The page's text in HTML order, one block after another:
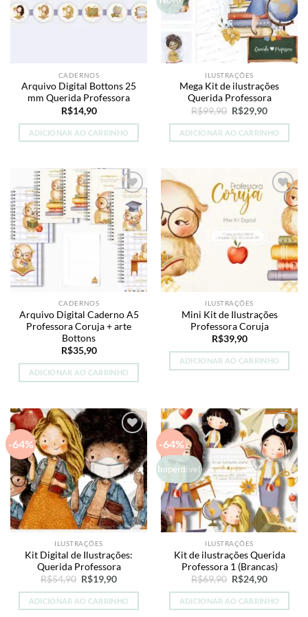
CADERNOS
Arquivo Digital Bottons 25
mm Querida Professora
R$14,90
ADICIONAR AO CARRINHO
ILUSTRAÇÕES
Mega Kit de ilustrações
Querida Professora
R$99,90 O
preço
original
era:
R$29,90O
atual
é:
ADICIONAR AO CARRINHO
Add to
wishlist
CADERNOS
Arquivo Digital Caderno A5
Professora Coruja + arte
Bottons
R$35,90
ADICIONAR AO CARRINHO
Add to
wishlist
ILUSTRAÇÕES
Mini Kit de Ilustrações
Professora Coruja
R$39,90
ADICIONAR AO CARRINHO
-64%
Add to
wishlist
ILUSTRAÇÕES
Kit Digital de Ilustrações:
Querida Professora
R$54,90 O
preço
original
era:
R$19,90O
atual
é:
ADICIONAR AO CARRINHO
-64%
Imperdível
Add to
wishlist
ILUSTRAÇÕES
Kit de ilustrações Querida
Professora 1 (Brancas)
R$69,90 O
preço
original
era:
R$24,90O
atual
é:
ADICIONAR AO CARRINHO